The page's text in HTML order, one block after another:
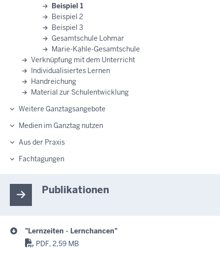
Beispiel 1
Beispiel 2
Beispiel 3
Gesamtschule Lohmar
Marie-Kahle-Gesamtschule
Verknüpfung mit dem Unterricht
Individualisiertes Lernen
Handreichung
Material zur Schulentwicklung
Weitere Ganztagsangebote
Medien im Ganztag nutzen
Aus der Praxis
Fachtagungen
Publikationen
"Lernzeiten - Lernchancen"
PDF, 2,59 MB